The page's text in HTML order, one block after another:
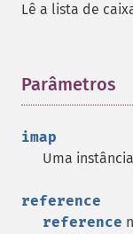
Lê a lista de
Parâmetros
imap
Uma
reference
reference